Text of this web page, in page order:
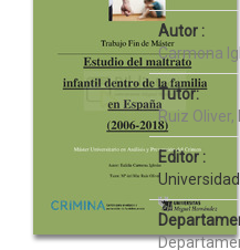
Autor :
Carmona
Tutor:
Ruiz Oliver,
Editor :